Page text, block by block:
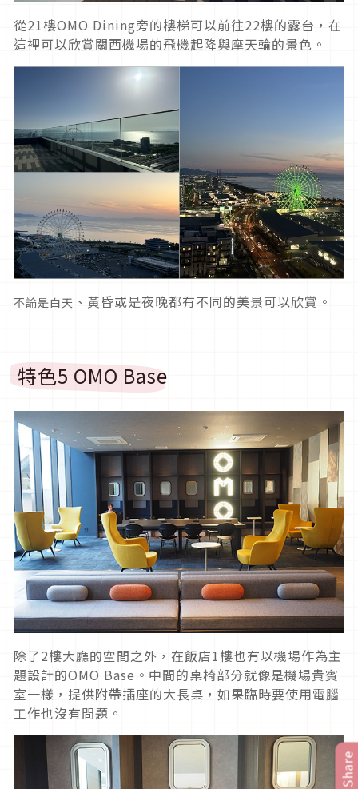
從21樓OMO Dining旁的樓梯可以前往22樓的露台，在
這裡可以欣賞關西機場的飛機起降與摩天輪的景色。
不論是白天 、黃昏或是夜晚都有不同的美景可以欣賞。
特色5 OMO Base
除了2樓大廳的空間之外，在飯店1樓也有以機場作為主
題設計的OMO Base。中間的桌椅部分就像是機場貴賓
室一樣，提供附帶插座的大長桌，如果臨時要使用電腦
工作也沒有問題。
Share